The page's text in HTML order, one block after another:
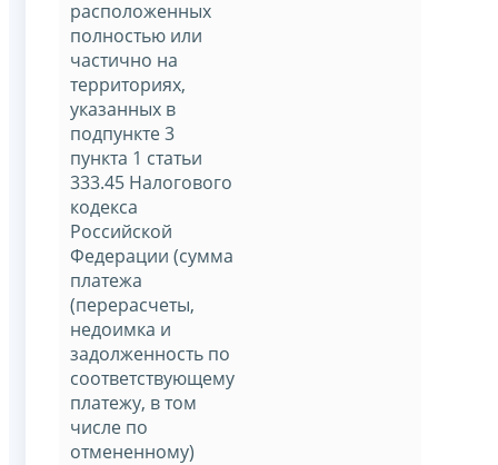
расположенных
полностью или
частично на
территориях,
указанных в
подпункте 3
пункта 1 статьи
333.45 Налогового
кодекса
Российской
Федерации (сумма
платежа
(перерасчеты,
недоимка и
задолженность по
соответствующему
платежу, в том
числе по
отмененному)